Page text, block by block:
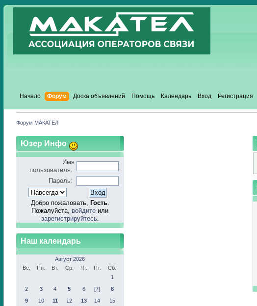
Начало Форум Доска объявлений Помощь Календарь Вход Регистрация
Форум МАКАТЕЛ
Юзер Инфо
Имя
пользователя:
Пароль:
Добро пожаловать, Гость.
Пожалуйста, войдите или
зарегистрируйтесь.
Наш календарь
Август 2026
Вс.
Пн. Вт. Ср. Чт. Пт.
Сб.
1
2
3 4 5 6 [7]
8
9
10 11 12 13 14
15